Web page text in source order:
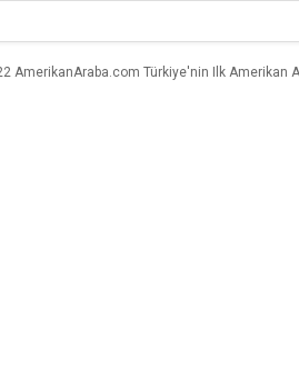
AmerikanAraba.com Türkiye'nin Ilk Amerikan